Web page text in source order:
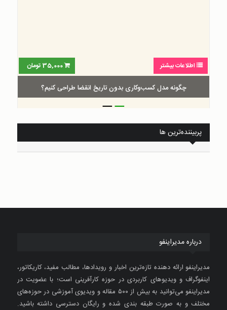
اطلاعات بیشتر 35,000 تومان
چگونه مدل کسب‌و‌کاری بدون تاریخ انقضا طراحی کنیم؟
__
پربیننده‌ترین ها
درباره مدیراینفو
مدیراینفو ارائه دهنده تازه‌ترین اخبار و رویدادها، مطالب مفید، کاریکاتور،
اینفوگراف و ویدیوهای کاربردی در حوزه کارآفرینی است؛ با عضویت در
مدیراینفو می‌توانید به بیش از ۵۰۰ مقاله و ویدیوی آموزشی در حوزه‌های
مختلف و به صورت طبقه بندی شده و رایگان دسترسی داشته باشید.